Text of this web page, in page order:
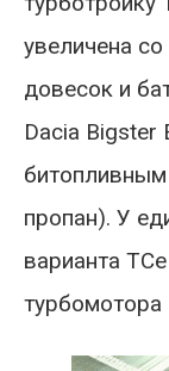
увеличена
довесок и
Dacia Bigster
пропан). У
варианта
турбомотора